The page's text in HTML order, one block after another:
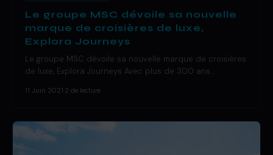
Le groupe MSC dévoile sa nouvelle
marque de croisières de luxe,
Explora Journeys
Le groupe MSC dévoile sa nouvelle marque de croisières
de luxe, Explora Journeys Avec plus de 300 ans…
11 Juin 2021 2 de lecture